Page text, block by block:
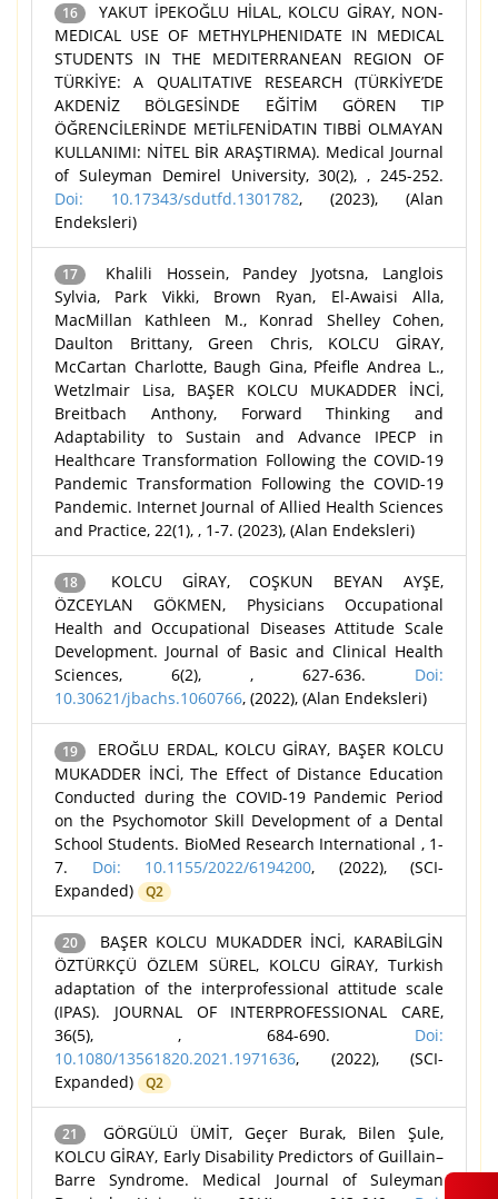
16
YAKUT İPEKOĞLU HİLAL, KOLCU GİRAY, NON-
MEDICAL USE OF METHYLPHENIDATE IN MEDICAL
STUDENTS IN THE MEDITERRANEAN REGION OF
TÜRKİYE: A QUALITATIVE RESEARCH (TÜRKİYE’DE
AKDENİZ BÖLGESİNDE EĞİTİM GÖREN TIP
ÖĞRENCİLERİNDE METİLFENİDATIN TIBBİ OLMAYAN
KULLANIMI: NİTEL BİR ARAŞTIRMA). Medical Journal
of Suleyman Demirel University, 30(2), , 245-252.
Doi: 10.17343/sdutfd.1301782, (2023), (Alan
Endeksleri)
17
Khalili Hossein, Pandey Jyotsna, Langlois
Sylvia, Park Vikki, Brown Ryan, El-Awaisi Alla,
MacMillan Kathleen M., Konrad Shelley Cohen,
Daulton Brittany, Green Chris, KOLCU GİRAY,
McCartan Charlotte, Baugh Gina, Pfeifle Andrea L.,
Wetzlmair Lisa, BAŞER KOLCU MUKADDER İNCİ,
Breitbach Anthony, Forward Thinking and
Adaptability to Sustain and Advance IPECP in
Healthcare Transformation Following the COVID-19
Pandemic Transformation Following the COVID-19
Pandemic. Internet Journal of Allied Health Sciences
and Practice, 22(1), , 1-7. (2023), (Alan Endeksleri)
18
KOLCU GİRAY, COŞKUN BEYAN AYŞE,
ÖZCEYLAN GÖKMEN, Physicians Occupational
Health and Occupational Diseases Attitude Scale
Development. Journal of Basic and Clinical Health
Sciences, 6(2), , 627-636. Doi:
10.30621/jbachs.1060766, (2022), (Alan Endeksleri)
19
EROĞLU ERDAL, KOLCU GİRAY, BAŞER KOLCU
MUKADDER İNCİ, The Effect of Distance Education
Conducted during the COVID-19 Pandemic Period
on the Psychomotor Skill Development of a Dental
School Students. BioMed Research International , 1-
7. Doi: 10.1155/2022/6194200, (2022), (SCI-
Expanded)
Q2
20
BAŞER KOLCU MUKADDER İNCİ, KARABİLGİN
ÖZTÜRKÇÜ ÖZLEM SÜREL, KOLCU GİRAY, Turkish
adaptation of the interprofessional attitude scale
(IPAS). JOURNAL OF INTERPROFESSIONAL CARE,
36(5), , 684-690. Doi:
10.1080/13561820.2021.1971636, (2022), (SCI-
Expanded)
Q2
21
GÖRGÜLÜ ÜMİT, Geçer Burak, Bilen Şule,
KOLCU GİRAY, Early Disability Predictors of Guillain–
Barre Syndrome. Medical Journal of Suleyman